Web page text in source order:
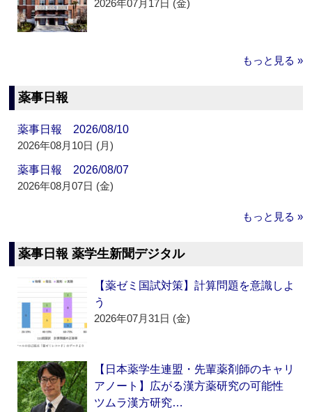
2026年07月17日 (金)
もっと見る »
薬事日報
薬事日報 2026/08/10
2026年08月10日 (月)
薬事日報 2026/08/07
2026年08月07日 (金)
もっと見る »
薬事日報 薬学生新聞デジタル
【薬ゼミ国試対策】計算問題を意識しよ
う
2026年07月31日 (金)
【日本薬学生連盟・先輩薬剤師のキャリ
アノート】広がる漢方薬研究の可能性
ツムラ漢方研究…